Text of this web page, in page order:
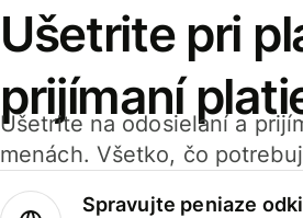
Ušetrite pri
prijímaní
Ušetrite na odosielaní a
menách. Všetko, čo
Spravujte peniaze